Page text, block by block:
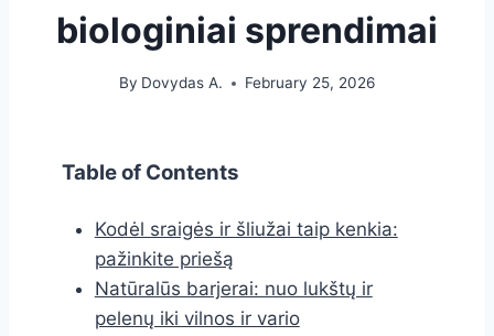
biologiniai sprendimai
By Dovydas A. February 25, 2026
Table of Contents
Kodėl sraigės ir šliužai taip kenkia:
pažinkite priešą
Natūralūs barjerai: nuo lukštų ir
pelenų iki vilnos ir vario